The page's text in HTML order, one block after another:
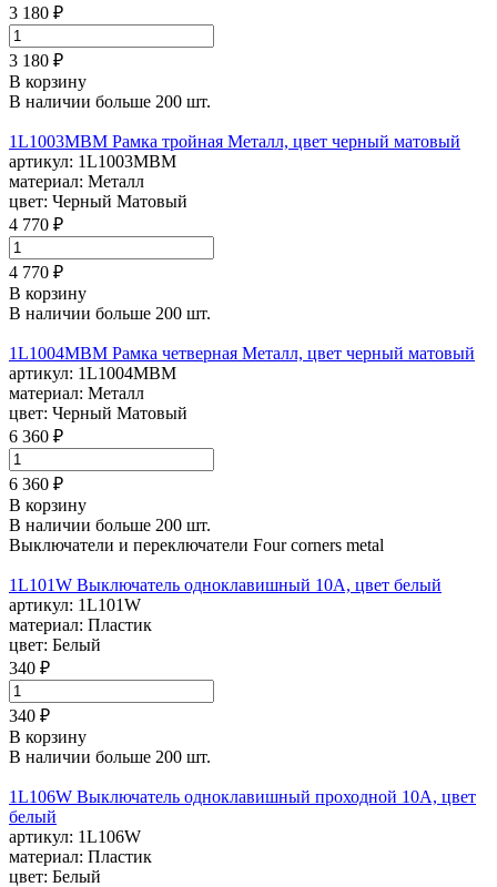
3 180 ₽
3 180 ₽
В корзину
В наличии больше 200 шт.
1L1003MBM Рамка тройная Металл, цвет черный матовый
артикул: 1L1003MBM
материал: Металл
цвет: Черный Матовый
4 770 ₽
4 770 ₽
В корзину
В наличии больше 200 шт.
1L1004MBM Рамка четверная Металл, цвет черный матовый
артикул: 1L1004MBM
материал: Металл
цвет: Черный Матовый
6 360 ₽
6 360 ₽
В корзину
В наличии больше 200 шт.
Выключатели и переключатели Four corners metal
1L101W Выключатель одноклавишный 10А, цвет белый
артикул: 1L101W
материал: Пластик
цвет: Белый
340 ₽
340 ₽
В корзину
В наличии больше 200 шт.
1L106W Выключатель одноклавишный проходной 10А, цвет
белый
артикул: 1L106W
материал: Пластик
цвет: Белый